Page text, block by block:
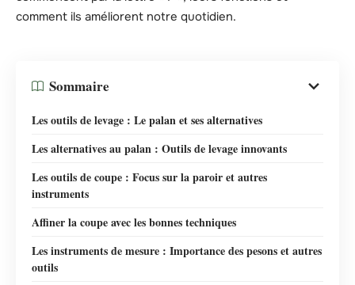
comment ils améliorent notre quotidien.
Sommaire
Les outils de levage : Le palan et ses alternatives
Les alternatives au palan : Outils de levage innovants
Les outils de coupe : Focus sur la paroir et autres
instruments
Affiner la coupe avec les bonnes techniques
Les instruments de mesure : Importance des pesons et autres
outils